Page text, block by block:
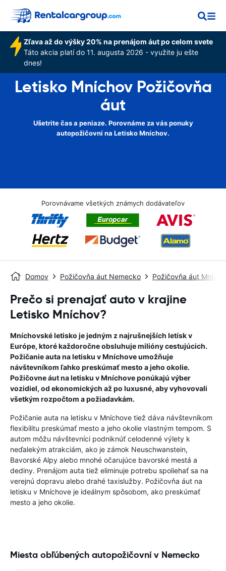
Zľava až do výšky 20% na prenájom áut po celom svete
Táto akcia platí do 11. augusta 2026 - využite ju ešte
dnes!
Letisko Mníchov Požičovňa
áut
Ušetrite čas a peniaze. Porovnáme za vás ponuky
autopožičovní na Letisko Mníchov.
Porovnávame všetkých známych dodávateľov
Domov Požičovňa áut Nemecko Požičovňa áut
Prečo si prenajať auto v krajine
Letisko Mníchov?
Mníchovské letisko je jedným z najrušnejších letísk v
Európe, ktoré každoročne obsluhuje milióny cestujúcich.
Požičanie auta na letisku v Mníchove umožňuje
návštevníkom ľahko preskúmať mesto a jeho okolie.
Požičovne áut na letisku v Mníchove ponúkajú výber
vozidiel, od ekonomických až po luxusné, aby vyhovovali
všetkým rozpočtom a požiadavkám.
Požičanie auta na letisku v Mníchove tiež dáva návštevníkom
flexibilitu preskúmať mesto a jeho okolie vlastným tempom. S
autom môžu návštevníci podniknúť celodenné výlety k
neďalekým atrakciám, ako je zámok Neuschwanstein,
Bavorské Alpy alebo mnohé očarujúce bavorské mestá a
dediny. Prenájom auta tiež eliminuje potrebu spoliehať sa na
verejnú dopravu alebo drahé taxislužby. Požičovňa áut na
letisku v Mníchove je ideálnym spôsobom, ako preskúmať
mesto a jeho okolie.
Miesta obľúbených autopožičovní v Nemecko